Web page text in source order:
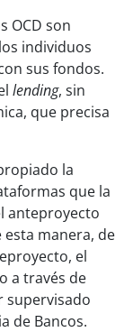
OCD son
individuos
sus fondos.
lending, sin
que precisa
la
que la
anteproyecto
manera, de
el
a través de
supervisado
de Bancos.